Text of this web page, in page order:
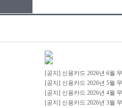
라이젠AI 7
셀러론
실버
체리트레일
코어3
코어5